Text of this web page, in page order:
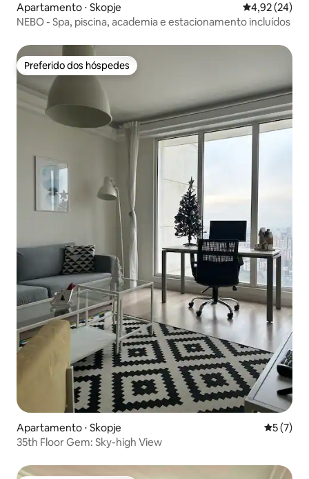
Apartamento ⋅ Skopje 4,92 de uma
4,92 (24)
NEBO - Spa, piscina, academia e estacionamento incluídos
Preferido dos hóspedes
Preferido dos hóspedes
Apartamento ⋅ Skopje 5 de
5 (7)
35th Floor Gem: Sky-high View